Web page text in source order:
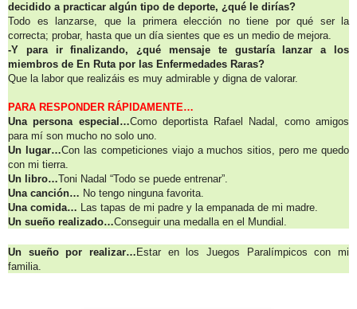
decidido a practicar algún tipo de deporte, ¿qué le dirías?
Todo es lanzarse, que la primera elección no tiene por qué ser la
correcta; probar, hasta que un día sientes que es un medio de mejora.
-Y para ir finalizando, ¿qué mensaje te gustaría lanzar a los
miembros de En Ruta por las Enfermedades Raras?
Que la labor que realizáis es muy admirable y digna de valorar.
PARA RESPONDER RÁPIDAMENTE…
Una persona especial…Como deportista Rafael Nadal, como amigos
para mí son mucho no solo uno.
Un lugar…Con las competiciones viajo a muchos sitios, pero me quedo
con mi tierra.
Un libro…Toni Nadal “Todo se puede entrenar”.
Una canción… No tengo ninguna favorita.
Una comida… Las tapas de mi padre y la empanada de mi madre.
Un sueño realizado…Conseguir una medalla en el Mundial.
Un sueño por realizar… Estar en los Juegos Paralímpicos con mi
familia.